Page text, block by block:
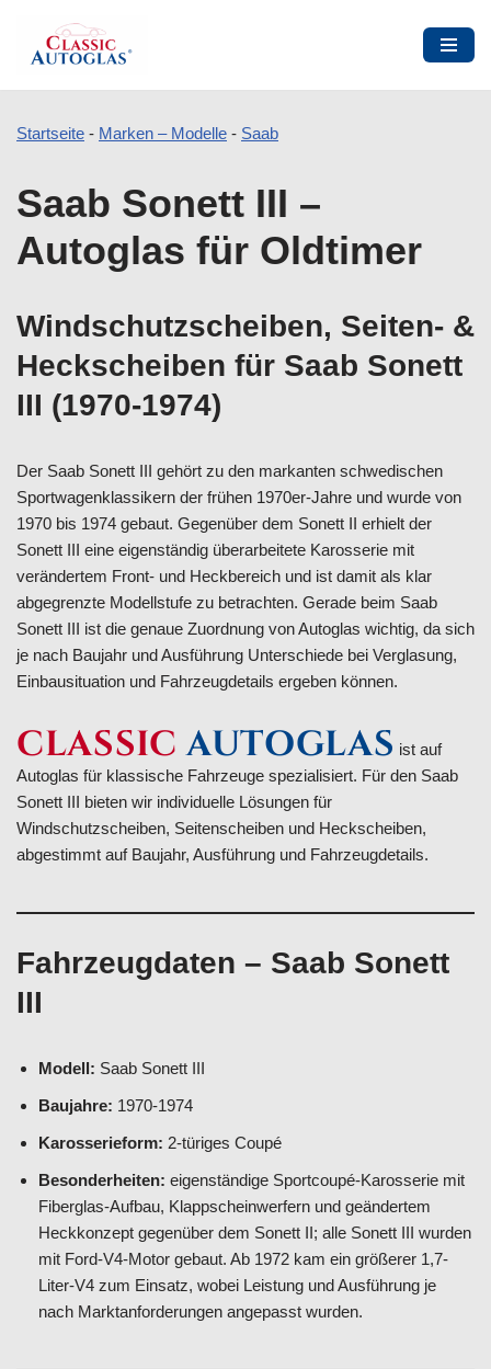
Inhalt
Startseite - Marken – Modelle - Saab
Saab Sonett III –
Autoglas für Oldtimer
Windschutzscheiben, Seiten- &
Heckscheiben für Saab Sonett
III (1970-1974)
Der Saab Sonett III gehört zu den markanten schwedischen
Sportwagenklassikern der frühen 1970er-Jahre und wurde von
1970 bis 1974 gebaut. Gegenüber dem Sonett II erhielt der
Sonett III eine eigenständig überarbeitete Karosserie mit
verändertem Front- und Heckbereich und ist damit als klar
abgegrenzte Modellstufe zu betrachten. Gerade beim Saab
Sonett III ist die genaue Zuordnung von Autoglas wichtig, da sich
je nach Baujahr und Ausführung Unterschiede bei Verglasung,
Einbausituation und Fahrzeugdetails ergeben können.
CLASSIC AUTOGLAS ist auf
Autoglas für klassische Fahrzeuge spezialisiert. Für den Saab
Sonett III bieten wir individuelle Lösungen für
Windschutzscheiben, Seitenscheiben und Heckscheiben,
abgestimmt auf Baujahr, Ausführung und Fahrzeugdetails.
Fahrzeugdaten – Saab Sonett
III
Modell: Saab Sonett III
Baujahre: 1970-1974
Karosserieform: 2-türiges Coupé
Besonderheiten: eigenständige Sportcoupé-Karosserie mit
Fiberglas-Aufbau, Klappscheinwerfern und geändertem
Heckkonzept gegenüber dem Sonett II; alle Sonett III wurden
mit Ford-V4-Motor gebaut. Ab 1972 kam ein größerer 1,7-
Liter-V4 zum Einsatz, wobei Leistung und Ausführung je
nach Marktanforderungen angepasst wurden.